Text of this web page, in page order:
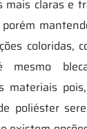
mais claras e
coloridas,
materiais
poliéster